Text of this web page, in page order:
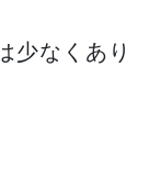
少なくあり